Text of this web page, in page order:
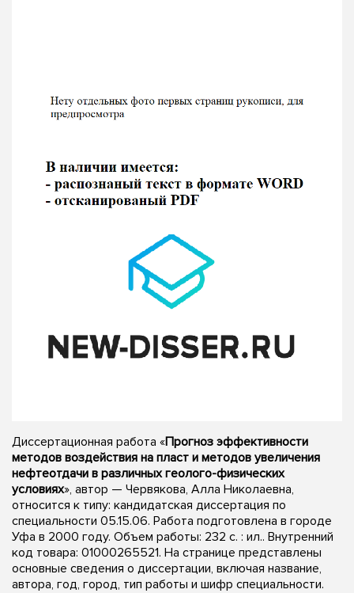
Диссертационная работа «Прогноз эффективности
методов воздействия на пласт и методов увеличения
нефтеотдачи в различных геолого-физических
условиях», автор — Червякова, Алла Николаевна,
относится к типу: кандидатская диссертация по
специальности 05.15.06. Работа подготовлена в городе
Уфа в 2000 году. Объем работы: 232 с. : ил.. Внутренний
код товара: 01000265521. На странице представлены
основные сведения о диссертации, включая название,
автора, год, город, тип работы и шифр специальности.